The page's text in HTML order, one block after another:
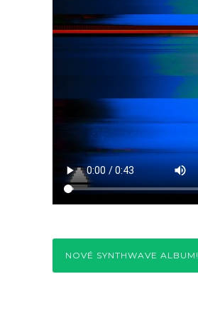
NOVÉ SYNTHWAVE ALBUM!